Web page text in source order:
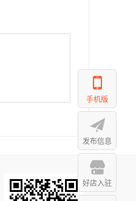
手机版
发布信息
好店入驻